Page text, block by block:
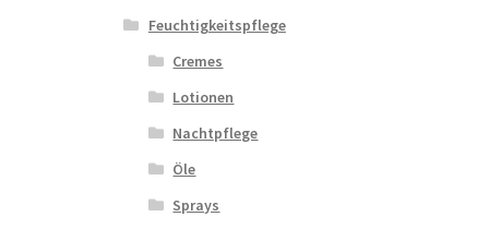
Feuchtigkeitspflege
Cremes
Lotionen
Nachtpflege
Öle
Sprays